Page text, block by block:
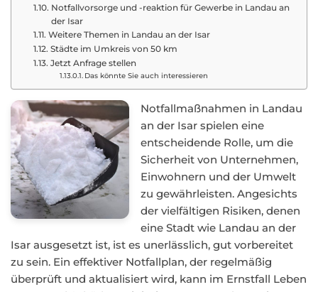
Notfallvorsorge und -reaktion für Gewerbe in Landau an
der Isar
Weitere Themen in Landau an der Isar
Städte im Umkreis von 50 km
Jetzt Anfrage stellen
Das könnte Sie auch interessieren
Notfallmaßnahmen in Landau
an der Isar spielen eine
entscheidende Rolle, um die
Sicherheit von Unternehmen,
Einwohnern und der Umwelt
zu gewährleisten. Angesichts
der vielfältigen Risiken, denen
eine Stadt wie Landau an der
Isar ausgesetzt ist, ist es unerlässlich, gut vorbereitet
zu sein. Ein effektiver Notfallplan, der regelmäßig
überprüft und aktualisiert wird, kann im Ernstfall Leben